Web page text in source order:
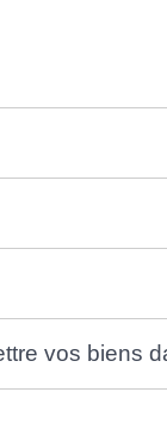
vos biens